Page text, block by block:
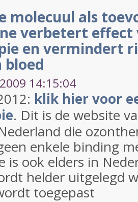
molecuul als
verbetert effect
en vermindert
14:15:04
klik hier voor
. Dit is de website
die
enkele binding
is ook elders in
helder uitgelegd
toegepast